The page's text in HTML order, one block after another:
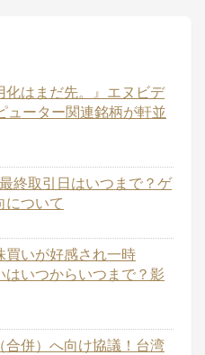
化はまだ先。』エヌビデ
ューター関連銘柄が軒並
終取引日はいつまで？ゲ
について
買いが好感され一時
はいつからいつまで？影
併）へ向け協議！台湾